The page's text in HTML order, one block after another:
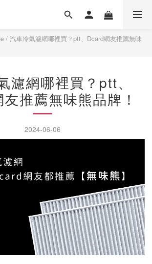
/ 汽車冷氣濾網哪裡買？ptt、Dcard網友推薦無味
濾網哪裡買？ptt、
推薦無味熊品牌！
2024-06-06